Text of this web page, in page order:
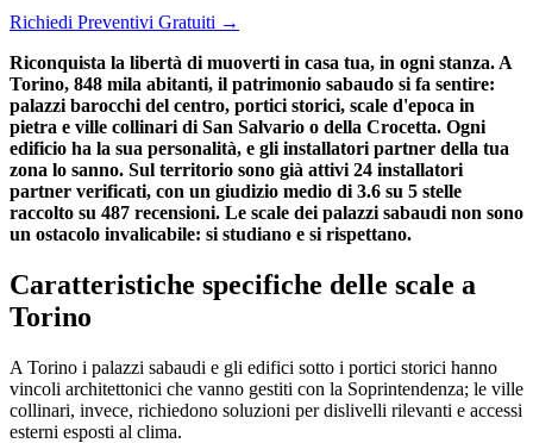
Richiedi Preventivi Gratuiti →
Riconquista la libertà di muoverti in casa tua, in ogni stanza. A
Torino, 848 mila abitanti, il patrimonio sabaudo si fa sentire:
palazzi barocchi del centro, portici storici, scale d'epoca in
pietra e ville collinari di San Salvario o della Crocetta. Ogni
edificio ha la sua personalità, e gli installatori partner della tua
zona lo sanno. Sul territorio sono già attivi 24 installatori
partner verificati, con un giudizio medio di 3.6 su 5 stelle
raccolto su 487 recensioni. Le scale dei palazzi sabaudi non sono
un ostacolo invalicabile: si studiano e si rispettano.
Caratteristiche specifiche delle scale a
Torino
A Torino i palazzi sabaudi e gli edifici sotto i portici storici hanno
vincoli architettonici che vanno gestiti con la Soprintendenza; le ville
collinari, invece, richiedono soluzioni per dislivelli rilevanti e accessi
esterni esposti al clima.